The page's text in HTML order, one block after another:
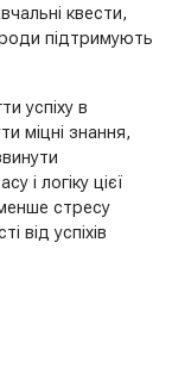
квести,
підтримують
успіху в
міцні знання,
і логіку цієї
стресу
від успіхів